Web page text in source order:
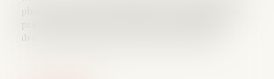
plus de 5 ans et âgé de plus de 50 ans (ou infirme) ne
droits de succession s'il est pacsé avec un tiers...